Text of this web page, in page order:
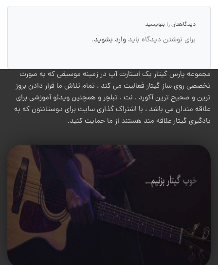
دیدگاهتان را بنویسید
برای نوشتن دیدگاه باید وارد بشوید.
مجموعه پارس گیتار یک استارت آپ در زمینه موسیقی که به صورت
تخصصی روی ساز گیتار فعالیت می کند ، تمام تلاش ما قرار دادن بروز
ترین و صحیح ترین آکورد ، نت ، تبلچر و همچنین ویدئو آموزشی برای
علاقه مندان می باشد ، با اشتراک گذاری سایت برای دوستانتون که به
یادگیری گیتار علاقه مند هستند از ما حمایت کنید.